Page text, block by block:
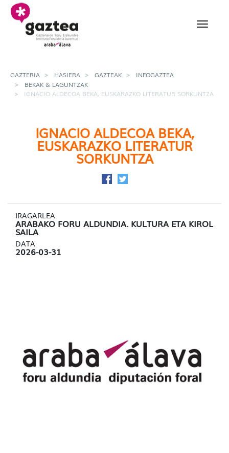
Eduki nagusira joan
Ignacio Aldecoa
GAZTERIA HASIERA GAZTEAK
INFOGAZTEA
BEKAK & LAGUNTZAK
IGNACIO ALDECOA BEKA, EUSKARAZKO LITERATUR SORKUNTZA
IGNACIO ALDECOA BEKA,
EUSKARAZKO LITERATUR
SORKUNTZA
Facebook-en partekatu
Twitter-en partekatu
IRAGARLEA
ARABAKO FORU ALDUNDIA. KULTURA ETA KIROL
SAILA
DATA
2026-03-31